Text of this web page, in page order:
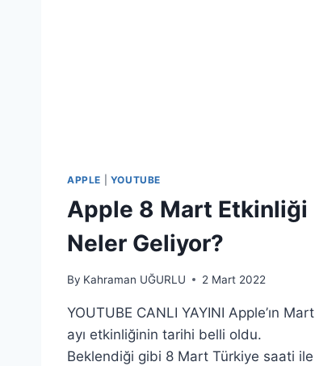
APPLE YOUTUBE
Apple 8 Mart Etkinliği |
Neler Geliyor?
By Kahraman UĞURLU 2 Mart 2022
YOUTUBE CANLI YAYINI Apple’ın Mart
ayı etkinliğinin tarihi belli oldu.
Beklendiği gibi 8 Mart Türkiye saati ile